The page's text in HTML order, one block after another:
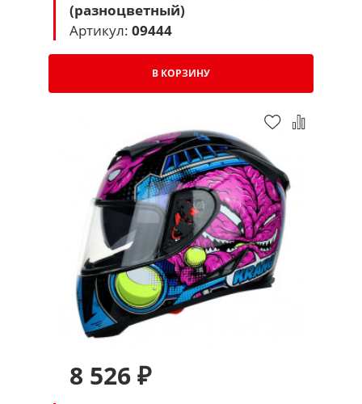
(разноцветный)
Артикул: 09444
В КОРЗИНУ
8 526 ₽